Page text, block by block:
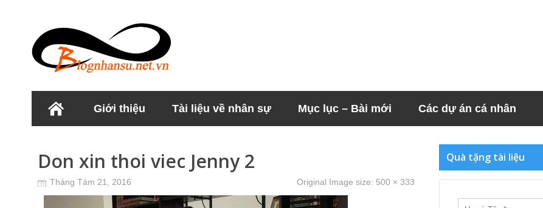
Giới thiệu Tài liệu về nhân sự Mục lục – Bài mới Các dự án cá nhân
Don xin thoi viec Jenny 2
Tháng Tám 21, 2016 Original Image size: 500 × 333
Quà tặng tài liệu